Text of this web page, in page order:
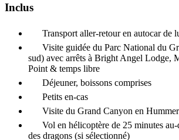
Inclus
Transport aller-retour en autocar de
Visite guidée du Parc National du
sud) avec arrêts à Bright Angel Lodge,
Point & temps libre
Déjeuner, boissons comprises
Petits en-cas
Visite du Grand Canyon en
Vol en hélicoptère de 25 minutes
des dragons (si sélectionné)